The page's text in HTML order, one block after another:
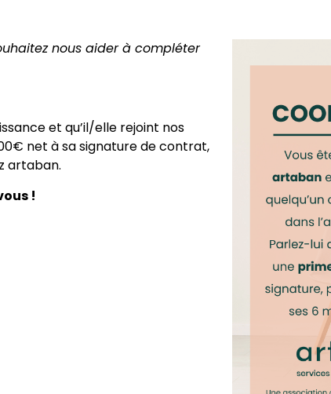
nous aider à compléter
et qu’il/elle rejoint nos
net à sa signature de contrat,
artaban.
!